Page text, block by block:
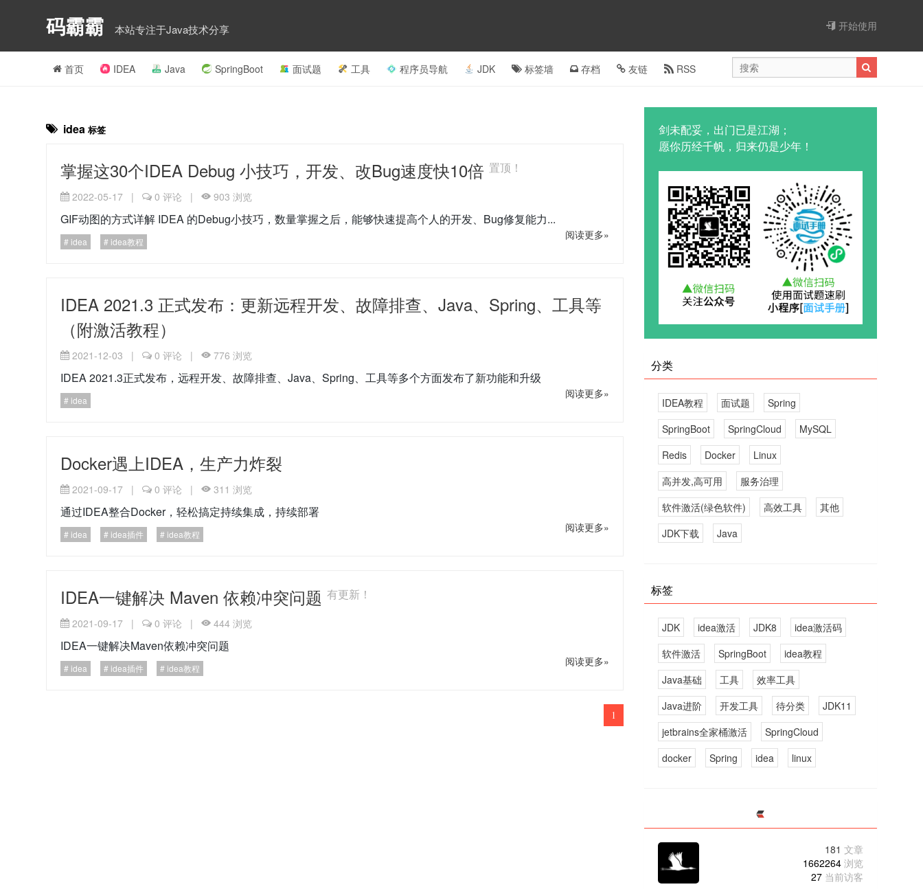
码霸霸 本站专注于Java技术分享 开始使用
首页 IDEA Java SpringBoot 面试题 工具 程序员导航 JDK 标签墙 存档 友链 RSS
idea标签
掌握这30个IDEA Debug 小技巧，开发、改Bug速度快10倍置顶！
2022-05-17 | 0 评论 | 903 浏览
GIF动图的方式详解 IDEA 的Debug小技巧，数量掌握之后，能够快速提高个人的开发、Bug修复能力...
idea idea教程
阅读更多»
IDEA 2021.3 正式发布：更新远程开发、故障排查、Java、Spring、工具等
（附激活教程）
2021-12-03 | 0 评论 | 776 浏览
IDEA 2021.3正式发布，远程开发、故障排查、Java、Spring、工具等多个方面发布了新功能和升级
idea
阅读更多»
Docker遇上IDEA，生产力炸裂
2021-09-17 | 0 评论 | 311 浏览
通过IDEA整合Docker，轻松搞定持续集成，持续部署
idea idea插件 idea教程
阅读更多»
IDEA一键解决 Maven 依赖冲突问题有更新！
2021-09-17 | 0 评论 | 444 浏览
IDEA一键解决Maven依赖冲突问题
idea idea插件 idea教程
阅读更多»
1
剑未配妥，出门已是江湖；
愿你历经千帆，归来仍是少年！
分类
IDEA教程 面试题
Spring
SpringBoot
SpringCloud
MySQL
Redis
Docker
Linux
高并发,高可用
服务治理
软件激活(绿色软件)
高效工具
其他
JDK下载
Java
标签
JDK idea激活 JDK8
idea激活码
软件激活
SpringBoot
idea教程
Java基础
工具
效率工具
Java进阶
开发工具 待分类
JDK11
jetbrains全家桶激活
SpringCloud
docker
Spring idea linux
181 文章
1662264 浏览
27 当前访客